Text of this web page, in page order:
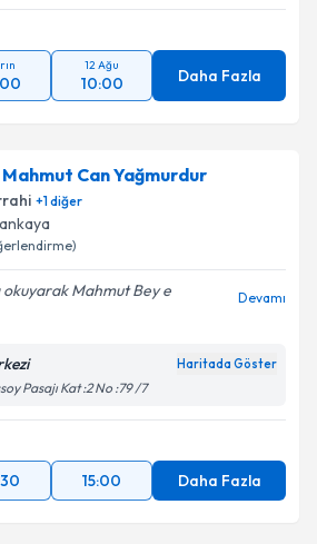
12 Ağu
10:00 Daha Fazla
Can Yağmurdur
+1diğer
okuyarak Mahmut Bey e
Devamı
Haritada Göster
Pasajı Kat :2 No :79 /7
15:00 Daha Fazla